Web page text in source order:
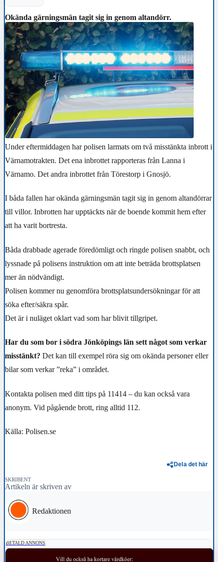
Okända gärningsmän tagit sig in genom altandörr.
Under eftermiddagen har polisen larmats om två misstänkta inbrott i
Värnamotrakten. Det ena inbrottet rapporteras från Lanna i
Värnamo. Det andra inbrottet från Törestorp i Gnosjö.
I båda fallen har okända gärningsmän tagit sig in genom altandörrar
till villor. Inbrotten har upptäckts när de boende kommit hem efter
att ha varit bortresta.
Båda drabbade agerade föredömligt och ringde polisen snabbt, och
lyssnade på polisens instruktion om att inte beträda brottsplatsen
mer än nödvändigt.
Polisen kommer nu genomföra brottsplatsundersökningar för att
söka efter/säkra spår.
Det är i nuläget oklart vad som har blivit tillgripet.
Har du som bor i södra Jönköpings län sett något som verkar
misstänkt? Det kan till exempel röra sig om okända personer eller
bilar som verkar ”reka” i området.
Kontakta polisen med ditt tips på 11414 – du kan också vara
anonym. Vid pågående brott, ring alltid 112.
Källa: Polisen.se
Dela det här
SKRIBENT
Artikeln är skriven av
Redaktionen
BETALD ANNONS